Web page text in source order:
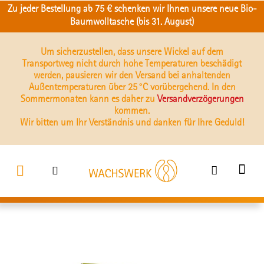
Zu jeder Bestellung ab 75 € schenken wir Ihnen unsere neue Bio-
Baumwolltasche (bis 31. August)
Um sicherzustellen, dass unsere Wickel auf dem
Transportweg nicht durch hohe Temperaturen beschädigt
werden, pausieren wir den Versand bei anhaltenden
Außentemperaturen über 25 °C vorübergehend. In den
Sommermonaten kann es daher zu Versandverzögerungen
kommen.
Wir bitten um Ihr Verständnis und danken für Ihre Geduld!